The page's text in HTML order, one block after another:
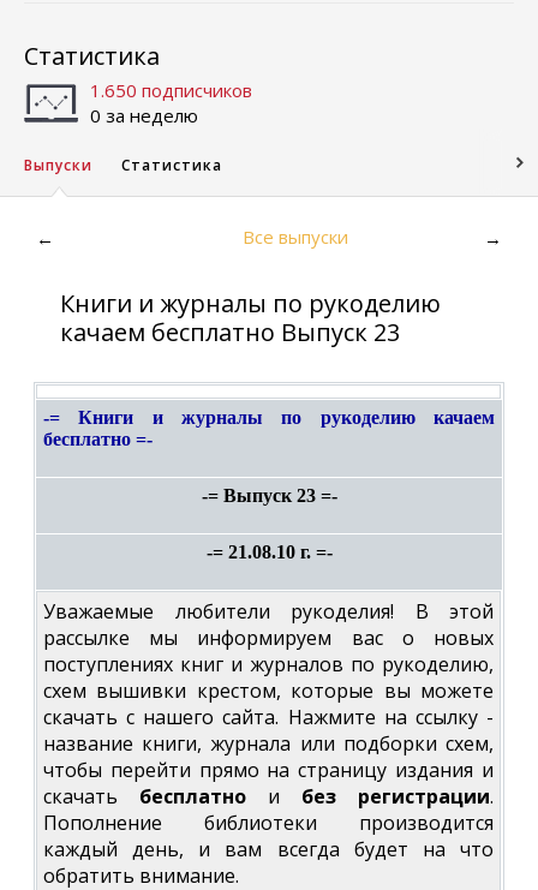
Статистика
1.650 подписчиков
0 за неделю
Выпуски Статистика
← Все выпуски →
Книги и журналы по рукоделию
качаем бесплатно Выпуск 23
-= Книги и журналы по рукоделию качаем
бесплатно =-
-= Выпуск 23 =-
-= 21.08.10 г. =-
Уважаемые любители рукоделия! В этой
рассылке мы информируем вас о новых
поступлениях книг и журналов по рукоделию,
схем вышивки крестом, которые вы можете
скачать с нашего сайта. Нажмите на ссылку -
название книги, журнала или подборки схем,
чтобы перейти прямо на страницу издания и
скачать бесплатно и без регистрации.
Пополнение библиотеки производится
каждый день, и вам всегда будет на что
обратить внимание.